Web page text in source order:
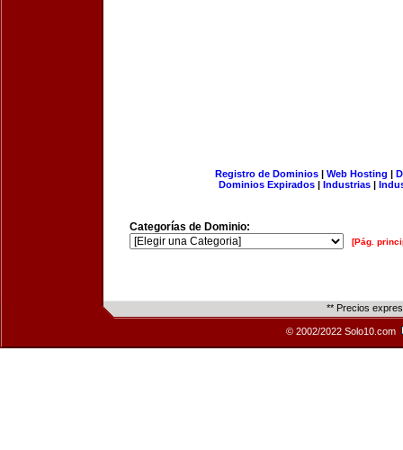
Registro de Dominios| Web Hosting |
Dominios Expirados | Industrias |
Categorías de Dominio:
[Pág.
** Precios
© 2002/2022 Solo10.com